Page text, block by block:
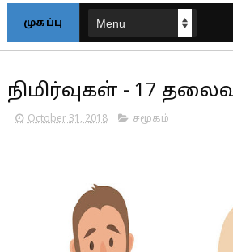
முகப்பு
நிமிர்வுகள் - 17
October 31, 2018 சமூகம்